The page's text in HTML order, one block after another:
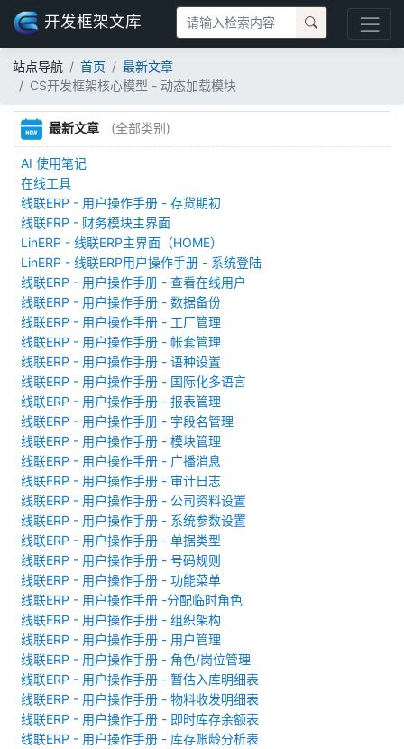
开发框架文库
站点导航 首页
最新文章
CS开发框架核心模型 - 动态加载模块
最新文章 (全部类别)
AI 使用笔记
在线工具
线联ERP - 用户操作手册 - 存货期初
线联ERP - 财务模块主界面
LinERP - 线联ERP主界面（HOME）
LinERP - 线联ERP用户操作手册 - 系统登陆
线联ERP - 用户操作手册 - 查看在线用户
线联ERP - 用户操作手册 - 数据备份
线联ERP - 用户操作手册 - 工厂管理
线联ERP - 用户操作手册 - 帐套管理
线联ERP - 用户操作手册 - 语种设置
线联ERP - 用户操作手册 - 国际化多语言
线联ERP - 用户操作手册 - 报表管理
线联ERP - 用户操作手册 - 字段名管理
线联ERP - 用户操作手册 - 模块管理
线联ERP - 用户操作手册 - 广播消息
线联ERP - 用户操作手册 - 审计日志
线联ERP - 用户操作手册 - 公司资料设置
线联ERP - 用户操作手册 - 系统参数设置
线联ERP - 用户操作手册 - 单据类型
线联ERP - 用户操作手册 - 号码规则
线联ERP - 用户操作手册 - 功能菜单
线联ERP - 用户操作手册 -分配临时角色
线联ERP - 用户操作手册 - 组织架构
线联ERP - 用户操作手册 - 用户管理
线联ERP - 用户操作手册 - 角色/岗位管理
线联ERP - 用户操作手册 - 暂估入库明细表
线联ERP - 用户操作手册 - 物料收发明细表
线联ERP - 用户操作手册 - 即时库存余额表
线联ERP - 用户操作手册 - 库存账龄分析表